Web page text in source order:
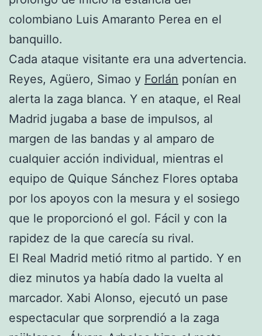
colombiano Luis Amaranto Perea en el
banquillo.
Cada ataque visitante era una advertencia.
Reyes, Agüero, Simao y Forlán ponían en
alerta la zaga blanca. Y en ataque, el Real
Madrid jugaba a base de impulsos, al
margen de las bandas y al amparo de
cualquier acción individual, mientras el
equipo de Quique Sánchez Flores optaba
por los apoyos con la mesura y el sosiego
que le proporcionó el gol. Fácil y con la
rapidez de la que carecía su rival.
El Real Madrid metió ritmo al partido. Y en
diez minutos ya había dado la vuelta al
marcador. Xabi Alonso, ejecutó un pase
espectacular que sorprendió a la zaga